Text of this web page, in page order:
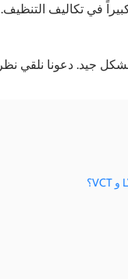
في تكاليف
جيد. دعونا نلقي